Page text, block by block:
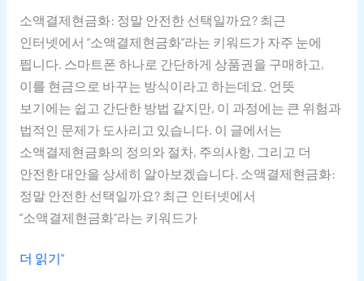
소액결제현금화: 정말 안전한 선택일까요? 최근
인터넷에서 “소액결제현금화”라는 키워드가 자주 눈에
띕니다. 스마트폰 하나로 간단하게 상품권을 구매하고,
이를 현금으로 바꾸는 방식이라고 하는데요. 언뜻
보기에는 쉽고 간단한 방법 같지만, 이 과정에는 큰 위험과
법적인 문제가 도사리고 있습니다. 이 글에서는
소액결제현금화의 정의와 절차, 주의사항, 그리고 더
안전한 대안을 상세히 알아보겠습니다. 소액결제현금화:
정말 안전한 선택일까요? 최근 인터넷에서
“소액결제현금화”라는 키워드가
더 읽기"